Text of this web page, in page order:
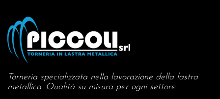
Torneria specializzata nella lavorazione della lastra
metallica. Qualità su misura per ogni settore.